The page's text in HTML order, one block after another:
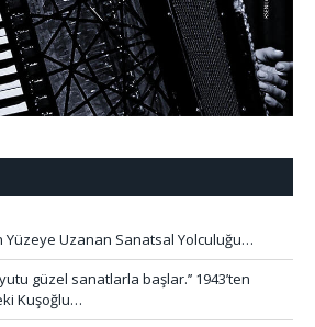
Yüzeye Uzanan Sanatsal Yolculuğu…
güzel sanatlarla başlar.’’ 1943’ten
Kuşoğlu…